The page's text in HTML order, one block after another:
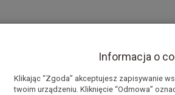
Informacja o
Klikając “Zgoda” akceptujesz zapisywanie
twoim urządzeniu. Kliknięcie “Odmowa”